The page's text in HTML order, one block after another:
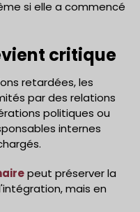
si elle a commencé
critique
retardées, les
par des relations
politiques ou
internes
peut préserver la
mais en